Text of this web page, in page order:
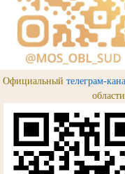
Официальный телеграм-